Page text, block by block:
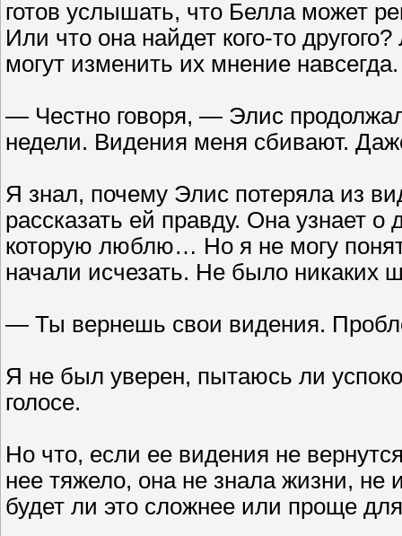
готов услышать, что Белла может
Или что она найдет кого-то
могут изменить их мнение навсегда.
— Честно говоря, — Элис
недели. Видения меня сбивают.
Я знал, почему Элис потеряла из
рассказать ей правду. Она узнает о
которую люблю… Но я не могу
начали исчезать. Не было никаких
— Ты вернешь свои видения.
Я не был уверен, пытаюсь ли
голосе.
Но что, если ее видения не
нее тяжело, она не знала жизни,
будет ли это сложнее или проще